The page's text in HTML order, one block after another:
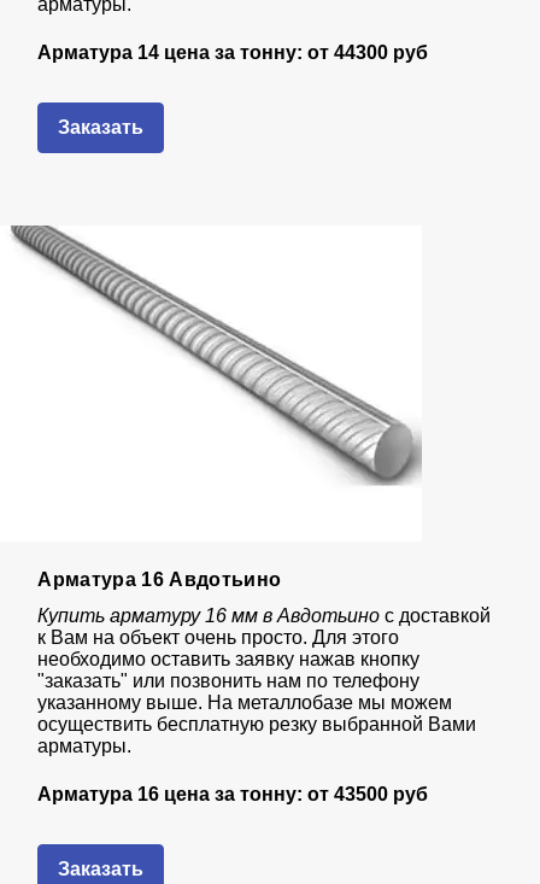
Арматура 14 цена за тонну: от44300 руб
Заказать
Арматура 16 Авдотьино
Купить арматуру 16 мм в Авдотьино с доставкой
к Вам на объект очень просто. Для этого
необходимо оставить заявку нажав кнопку
"заказать" или позвонить нам по телефону
указанному выше. На металлобазе мы можем
осуществить бесплатную резку выбранной Вами
арматуры.
Арматура 16 цена за тонну: от43500 руб
Заказать